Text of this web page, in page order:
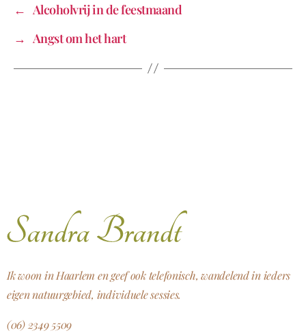
← Alcoholvrij in de feestmaand
→ Angst om het hart
Ik woon in Haarlem en geef ook telefonisch, wandelend in ieders
eigen natuurgebied, individuele sessies.
(06) 2349 5509